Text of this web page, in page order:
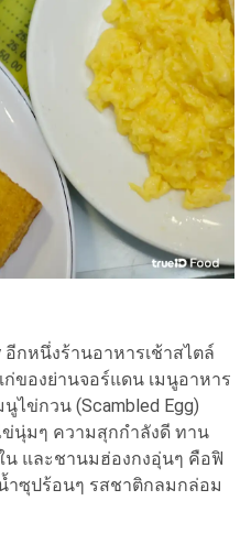
อีกหนึ่งร้านอาหารเช้าสไตล์
ของย่านจอร์แดน เมนูอาหาร
ไข่กวน (Scambled Egg)
นุ่มๆ ความสุกกำลังดี ทาน
และชานมฮ่องกงอุ่นๆ คือฟิ
ำซุปร้อนๆ รสชาติกลมกล่อม